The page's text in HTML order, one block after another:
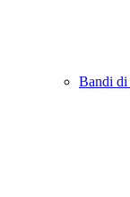
Bandi di